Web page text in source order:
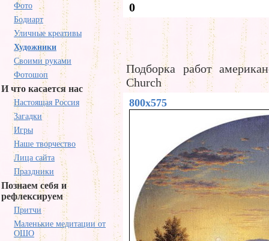
Фото
Бодиарт
Уличные креативы
Художники
Своими руками
Фотошоп
И что касается нас
Настоящая Россия
Загадки
Игры
Наше творчество
Лица сайта
Праздники
Познаем себя и
рефлексируем
Притчи
Маленькие медитации от
ОШО
0
Подборка работ
Church
800x575